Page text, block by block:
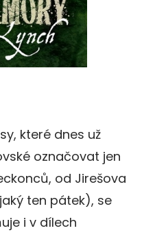
které dnes už
označovat jen
od Jirešova
ten pátek), se
i v dílech